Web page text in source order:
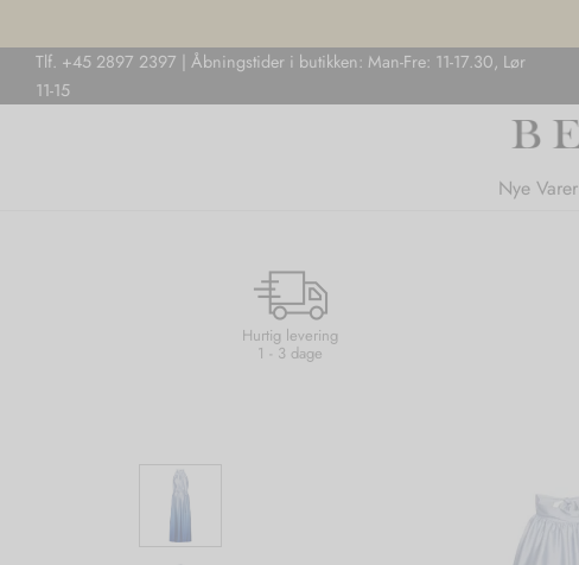
Tlf. +45 2897 2397 | Åbningstider i butikken: Man-Fre: 11-17.30, Lør
11-15
Nye Varer
Hurtig levering
1 - 3 dage